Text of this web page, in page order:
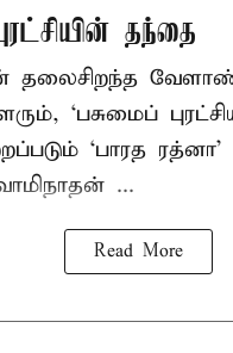
தந்தை
தலைசிறந்த
‘பசுமைப்
‘பாரத ரத்னா’
...
Read More